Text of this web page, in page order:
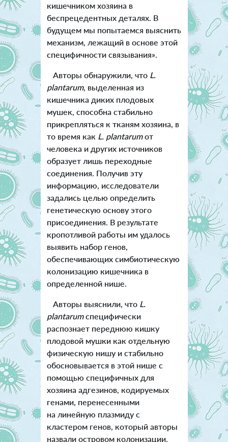
кишечником хозяина в
беспрецедентных деталях. В
будущем мы попытаемся выяснить
механизм, лежащий в основе этой
специфичности связывания».
Авторы обнаружили, что L.
plantarum, выделенная из
кишечника диких плодовых
мушек, способна стабильно
прикрепляться к тканям хозяина, в
то время как L. plantarumот
человека и других источников
образует лишь переходные
соединения. Получив эту
информацию, исследователи
задались целью определить
генетическую основу этого
присоединения. В результате
кропотливой работы им удалось
выявить набор генов,
обеспечивающих симбиотическую
колонизацию кишечника в
определенной нише.
Авторы выяснили, что L.
plantarumспецифически
распознает переднюю кишку
плодовой мушки как отдельную
физическую нишу и стабильно
обосновывается в этой нише с
помощью специфичных для
хозяина адгезинов, кодируемых
генами, перенесенными
на линейную плазмиду с
кластером генов, который авторы
назвали островом колонизации.